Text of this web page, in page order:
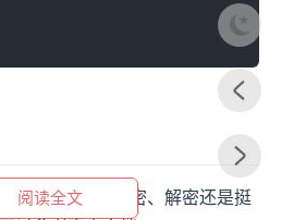
进行非对称加密、解密还是挺
阅读全文